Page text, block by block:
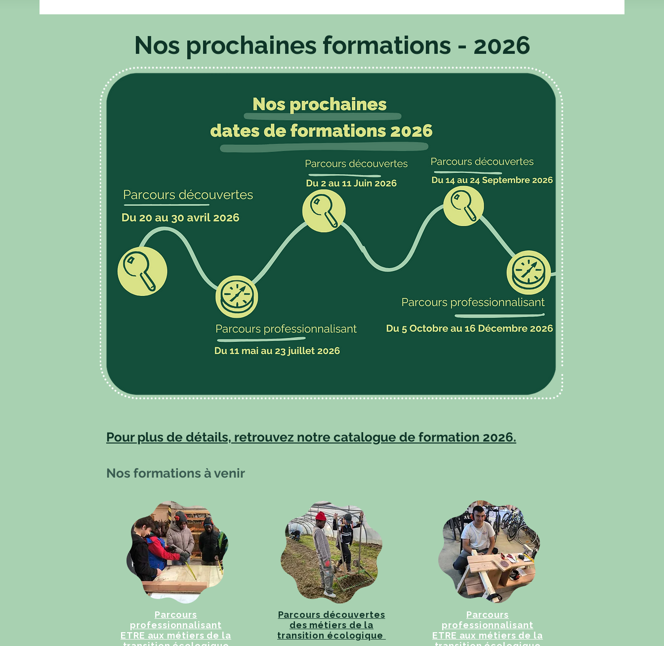
Nos prochaines formations - 2026
Pour plus de détails, retrouvez notre catalogue de formation 2026.
Nos formations à venir
Parcours
professionnalisant
ETRE aux métiers de la
​Parcours découvertes
des métiers de la
transition écologique
Parcours
professionnalisant
ETRE aux métiers de la